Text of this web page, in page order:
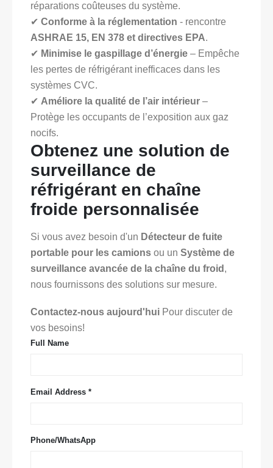
réparations coûteuses du système.
✔ Conforme à la réglementation - rencontre
ASHRAE 15, EN 378 et directives EPA.
✔ Minimise le gaspillage d’énergie – Empêche
les pertes de réfrigérant inefficaces dans les
systèmes CVC.
✔ Améliore la qualité de l’air intérieur –
Protège les occupants de l’exposition aux gaz
nocifs.
Obtenez une solution de
surveillance de
réfrigérant en chaîne
froide personnalisée
Si vous avez besoin d'un Détecteur de fuite
portable pour les camions ou un Système de
surveillance avancée de la chaîne du froid ,
nous fournissons des solutions sur mesure.
Contactez-nous aujourd'hui Pour discuter de
vos besoins!
Full Name
Email Address *
Phone/WhatsApp